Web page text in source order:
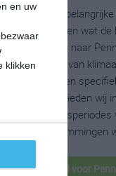
en uw
klikken
weer is een
Wil je weten wat
zijn om naar
Op basis van
en
bieden wij
de beste reisperiodes
bestemmingen
beste reistijd voor